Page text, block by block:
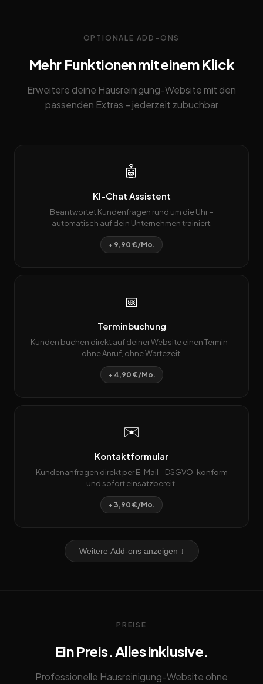
OPTIONALE ADD-ONS
Mehr Funktionen mit einem Klick
Erweitere deine Hausreinigung-Website mit den
passenden Extras – jederzeit zubuchbar
🤖
KI-Chat Assistent
Beantwortet Kundenfragen rund um die Uhr –
automatisch auf dein Unternehmen trainiert.
+ 9,90 €/Mo.
📅
Terminbuchung
Kunden buchen direkt auf deiner Website einen Termin –
ohne Anruf, ohne Wartezeit.
+ 4,90 €/Mo.
✉️
Kontaktformular
Kundenanfragen direkt per E-Mail – DSGVO-konform
und sofort einsatzbereit.
+ 3,90 €/Mo.
Weitere Add-ons anzeigen ↓
PREISE
Ein Preis. Alles inklusive.
Professionelle Hausreinigung-Website ohne